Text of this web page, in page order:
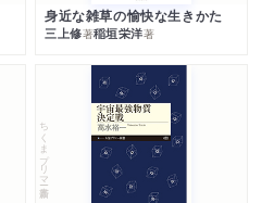
身近な雑草の愉快な生きかた
三上修著稲垣栄洋著
ちくまプリマー新書